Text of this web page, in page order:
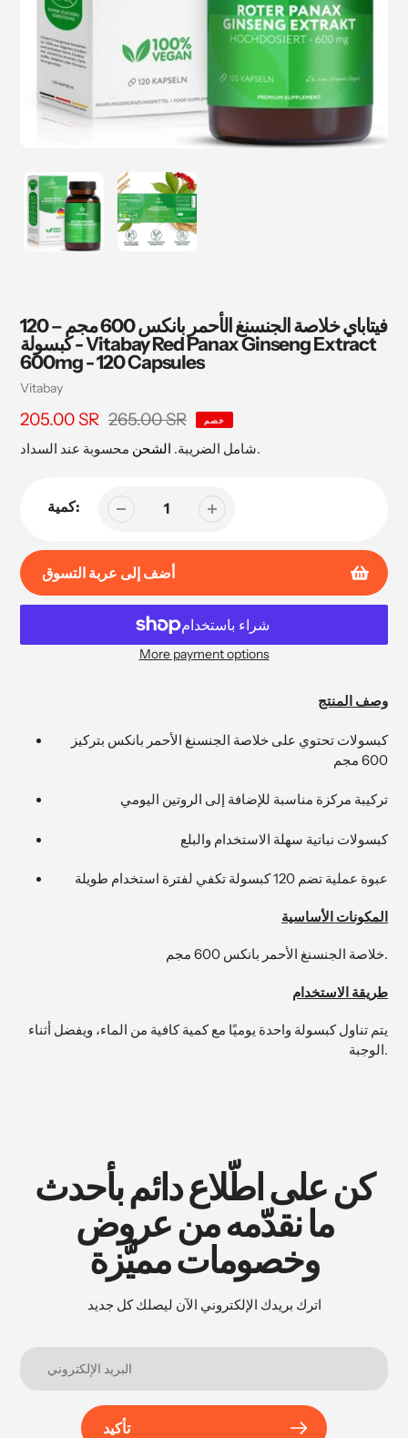
فيتاباي خلاصة الجنسنغ الأحمر بانكس 600 مجم – 120
كبسولة - Vitabay Red Panax Ginseng Extract
600mg - 120 Capsules
بائع
Vitabay
سعر
البيع
205.00 SR
السعر 265.00 SR خصم
شامل الضريبة. الشحن محسوبة عند السداد.
كمية:
أضف إلى عربة التسوق
More payment options
وصف المنتج
كبسولات تحتوي على خلاصة الجنسنغ الأحمر بانكس بتركيز
600 مجم
تركيبة مركزة مناسبة للإضافة إلى الروتين اليومي
كبسولات نباتية سهلة الاستخدام والبلع
عبوة عملية تضم 120 كبسولة تكفي لفترة استخدام طويلة
المكونات الأساسية
خلاصة الجنسنغ الأحمر بانكس 600 مجم.
طريقة الاستخدام
يتم تناول كبسولة واحدة يوميًا مع كمية كافية من الماء، ويفضل أثناء
الوجبة.
كن على اطّلاع دائم بأحدث
ما نقدّمه من عروض
وخصومات مميَّزة
اترك بريدك الإلكتروني الآن ليصلك كل جديد
تأكيد